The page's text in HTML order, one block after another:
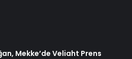
Mekke’de Veliaht Prens